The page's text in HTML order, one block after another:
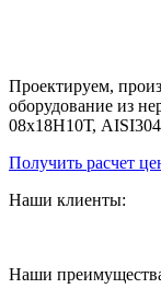
Проектируем,
оборудование из
08х18Н10Т,
Получить расчет
Наши клиенты:
Наши